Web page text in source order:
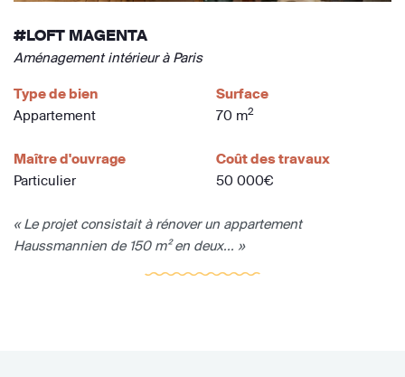
#LOFT MAGENTA
Aménagement intérieur à Paris
Type de bien
Appartement
Surface
70 m2
Maître d'ouvrage
Particulier
Coût des travaux
50 000€
« Le projet consistait à rénover un appartement
Haussmannien de 150 m² en deux... »